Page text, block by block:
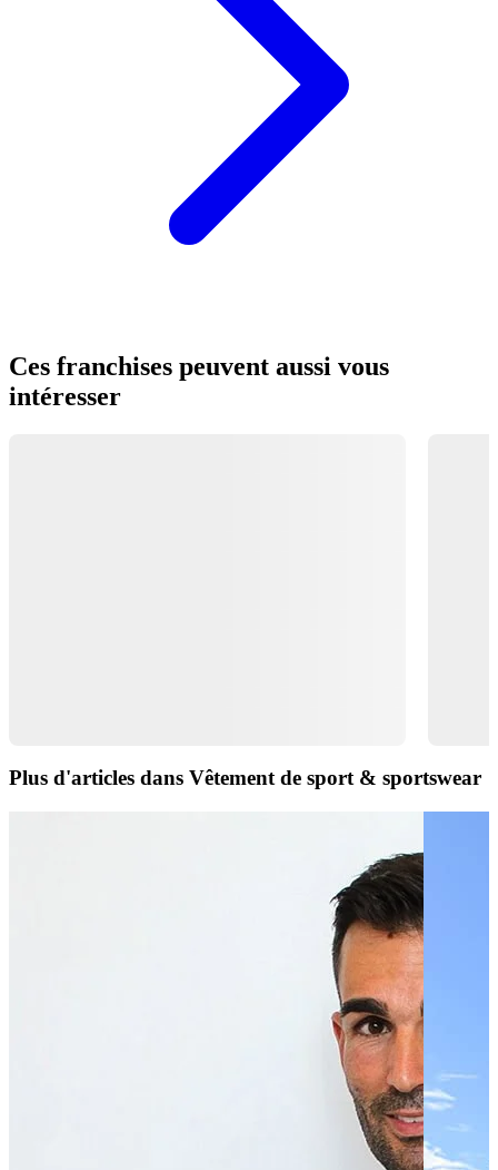
Ces franchises peuvent aussi vous
intéresser
Plus d'articles dans Vêtement de sport & sportswear